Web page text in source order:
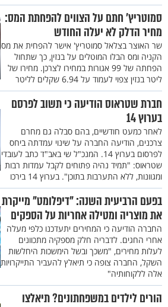
סמוטריץ' חתם על הצווים להפחתת המס:
מחיר הדלק לא יעלה החודש
שר האוצר בצלאל סמוטריץ' אישר להפחית את מס
הקניה ומס הבלו המוטלים על בנזין, כך שתחול
הפחתה של 99 אגורות במחירו לצרכן. מחירו של
ליטר בנזין צפוי לעמוד על 6.94 שקלים לליטר
חברת שטראוס הודיעה כי תשוב לפרסם
בערוץ 14
לאחר כמעט חודשיים, בהם סבלה גם מחרם
צרכנים, הודיעה החברה על שינוי עמדתה ביחס
לפרסום בערוץ 14. המנכ"ל שי באב"ד כתב לעובדי
שטראוס: "תמיד נהיה פתוחים לקבל עמדות רבות
ומגוונות, ללא התערבות בתוכן". בערוץ 14 בירכו
בפעם הרביעית השנה: "דיפלומט" מייקרת
את מוצריה ומטילה אחריות על הספקים
החברה הודיעה כי המחירים יתעדכנו כלפי מעלה
אחרי החגים. לדבריה חלק מספקיה מתכוונים
לעלות מחירים, "משכך ובשל הימשכות היחלשות
השקל, החברה צופה כי תיאלץ להעביר התייקרויות
אלה ללקוחותיה"
הורים לילדים במשפחתונים? תיאלצו